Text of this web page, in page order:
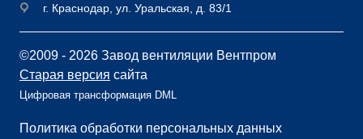
г. Краснодар, ул. Уральская, д. 83/1
©2009 - 2026 Завод вентиляции Вентпром
Старая версия сайта
Цифровая трансформация DML
Политика обработки персональных данных